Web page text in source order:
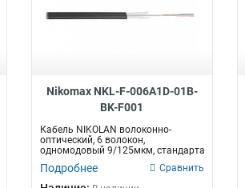
Nikomax NKL-F-006A1D-01B-
BK-F001
Кабель NIKOLAN волоконно-
оптический, 6 волокон,
одномодовый 9/125мкм, стандарта
G.652.D & G...
Подробнее Сравнить